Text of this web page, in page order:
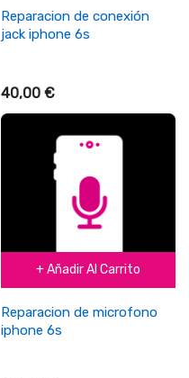
Reparacion de conexión
jack iphone 6s
40,00 €
+ Añadir Al Carrito
Reparacion de microfono
iphone 6s